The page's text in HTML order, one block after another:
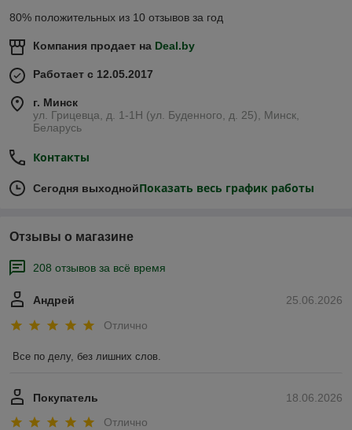
80% положительных из 10 отзывов за год
Компания продает на Deal.by
Работает с 12.05.2017
г. Минск
ул. Грицевца, д. 1-1Н (ул. Буденного, д. 25), Минск,
Беларусь
Контакты
Сегодня выходнойПоказать весь график работы
Отзывы о магазине
208 отзывов за всё время
25.06.2026
Андрей
Отлично
Все по делу, без лишних слов.
18.06.2026
Покупатель
Отлично